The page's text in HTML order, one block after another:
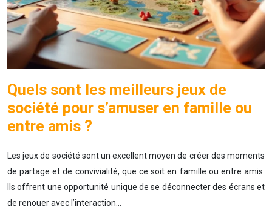
Quels sont les meilleurs jeux de
société pour s’amuser en famille ou
entre amis ?
Les jeux de société sont un excellent moyen de créer des moments
de partage et de convivialité, que ce soit en famille ou entre amis.
Ils offrent une opportunité unique de se déconnecter des écrans et
de renouer avec l’interaction…